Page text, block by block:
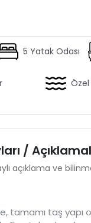
5 Yatak Odası
Özel
/
açıklama ve
tamamı taş yapı